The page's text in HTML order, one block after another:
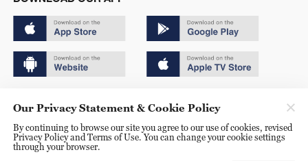
京ICP备20000184号
京公网安备 11010502050052号
Our Privacy Statement & Cookie Policy
By continuing to browse our site you agree to our use of cookies, revised
Privacy Policy and Terms of Use. You can change your cookie settings
through your browser.